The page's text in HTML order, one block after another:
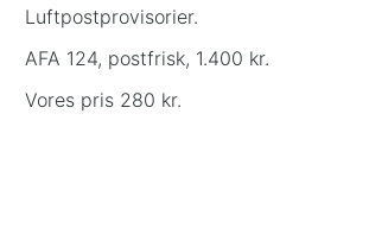
Luftpostprovisorier.
AFA 124, postfrisk, 1.400 kr.
Vores pris 280 kr.